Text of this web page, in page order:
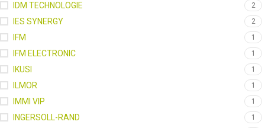
IDM TECHNOLOGIE 2
IES SYNERGY 2
IFM 1
IFM ELECTRONIC 1
IKUSI 1
ILMOR 1
IMMI VIP 1
INGERSOLL-RAND 1